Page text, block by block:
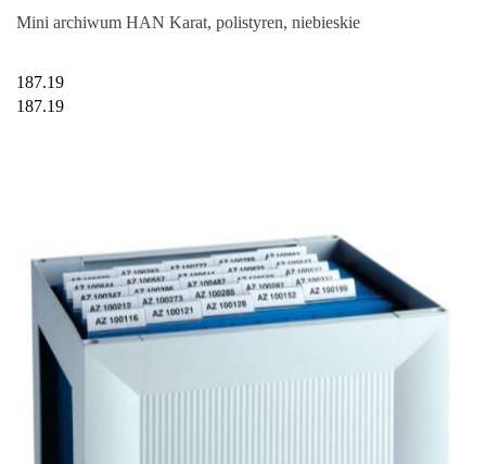
Mini archiwum HAN Karat, polistyren, niebieskie
187.19
187.19